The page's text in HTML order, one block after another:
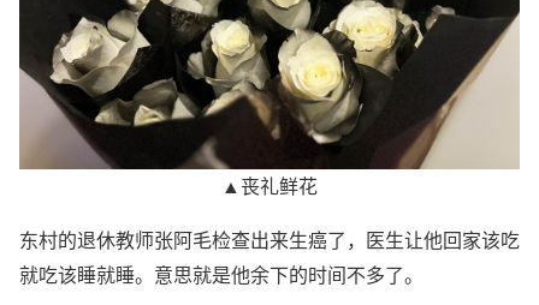
▲丧礼鲜花
东村的退休教师张阿毛检查出来生癌了，医生让他回家该吃
就吃该睡就睡。意思就是他余下的时间不多了。